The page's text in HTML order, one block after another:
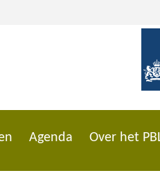
Agenda Over het